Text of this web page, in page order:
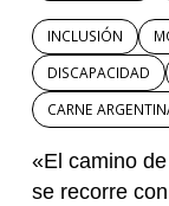
INCLUSIÓN
DISCAPACIDAD
CARNE
«El camino
se recorre